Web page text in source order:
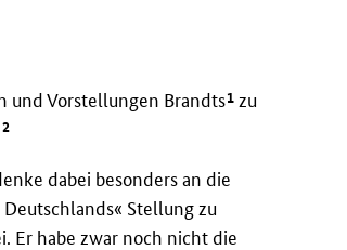
und Vorstellungen Brandts1 zu
2
dabei besonders an die
Stellung zu
Er habe zwar noch nicht die